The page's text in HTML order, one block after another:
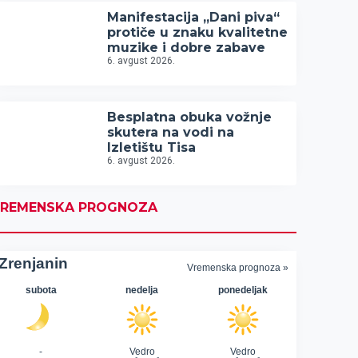
Manifestacija „Dani piva“
protiče u znaku kvalitetne
muzike i dobre zabave
6. avgust 2026.
Besplatna obuka vožnje
skutera na vodi na
Izletištu Tisa
6. avgust 2026.
PROGNOZA